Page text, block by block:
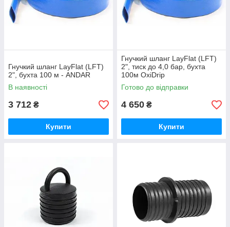
Гнучкий шланг LayFlat (LFT)
2", бухта 100 м - ANDAR
В наявності
3 712 ₴
Купити
Гнучкий шланг LayFlat (LFT)
2", тиск до 4,0 бар, бухта
100м OxiDrip
Готово до відправки
4 650 ₴
Купити